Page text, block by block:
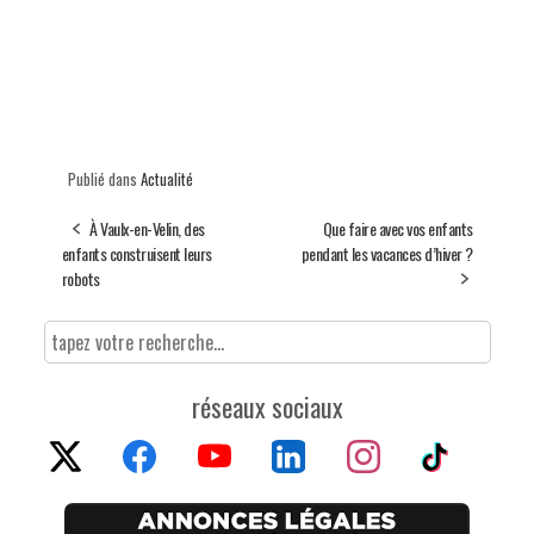
Publié dans Actualité
À Vaulx-en-Velin, des
enfants construisent leurs
robots
Que faire avec vos enfants
pendant les vacances d’hiver ?
réseaux sociaux